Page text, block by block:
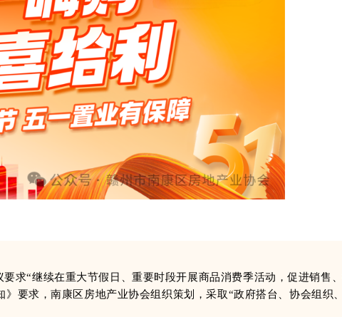
求“继续在重大节假日、重要时段开展商品消费季活动，促进销售
要求，南康区房地产业协会组织策划，采取“政府搭台、协会组织